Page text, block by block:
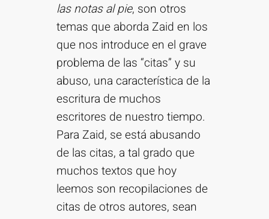
las notas al pie, son otros
temas que aborda Zaid en los
que nos introduce en el grave
problema de las “citas” y su
abuso, una característica de la
escritura de muchos
escritores de nuestro tiempo.
Para Zaid, se está abusando
de las citas, a tal grado que
muchos textos que hoy
leemos son recopilaciones de
citas de otros autores, sean